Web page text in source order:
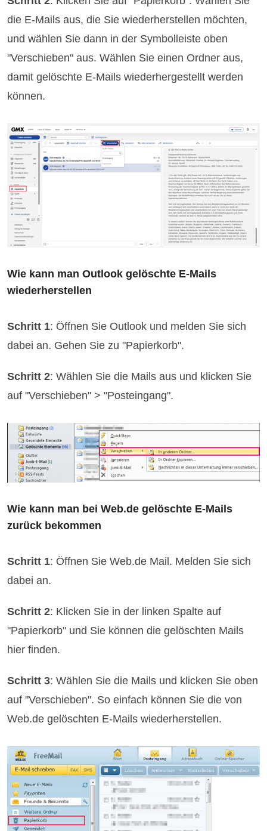
die E-Mails aus, die Sie wiederherstellen möchten,
und wählen Sie dann in der Symbolleiste oben
"Verschieben" aus. Wählen Sie einen Ordner aus,
damit gelöschte E-Mails wiederhergestellt werden
können.
Wie kann man Outlook gelöschte E-Mails
wiederherstellen
Schritt 1: Öffnen Sie Outlook und melden Sie sich
dabei an. Gehen Sie zu "Papierkorb".
Schritt 2: Wählen Sie die Mails aus und klicken Sie
auf "Verschieben" > "Posteingang".
Wie kann man bei Web.de gelöschte E-Mails
zurück bekommen
Schritt 1: Öffnen Sie Web.de Mail. Melden Sie sich
dabei an.
Schritt 2: Klicken Sie in der linken Spalte auf
"Papierkorb" und Sie können die gelöschten Mails
hier finden.
Schritt 3: Wählen Sie die Mails und klicken Sie oben
auf "Verschieben". So einfach können Sie die von
Web.de gelöschten E-Mails wiederherstellen.